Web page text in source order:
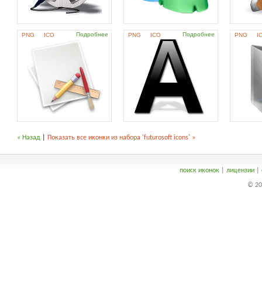
PNG ICO Подробнее PNG ICO Подробнее PNG
« Назад Показать все иконки из набора 'futurosoft icons' »
поиск иконок| лицензии|
©